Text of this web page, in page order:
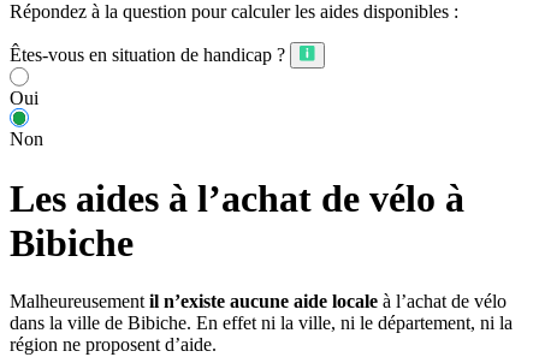
Répondez à la question pour calculer les aides disponibles :
Êtes-vous en situation de handicap ?
Oui
Non
Les aides à l’achat de vélo à
Bibiche
Malheureusement il n’existe aucune aide locale à l’achat de vélo
dans la ville de Bibiche. En effet ni la ville, ni le département, ni la
région ne proposent d’aide.